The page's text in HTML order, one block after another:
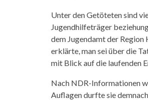
Unter den Getöteten sind
Jugendhilfeträger
dem Jugendamt der Region
erklärte, man sei über die
mit Blick auf die laufenden
Nach NDR-Informationen
Auflagen durfte sie